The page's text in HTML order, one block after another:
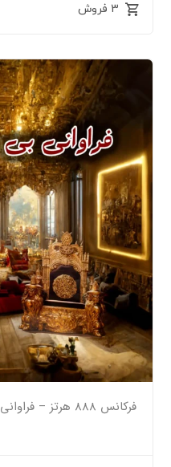
3 فروش
فرکانس 888 هرتز – فراوانی بی حد و حصر